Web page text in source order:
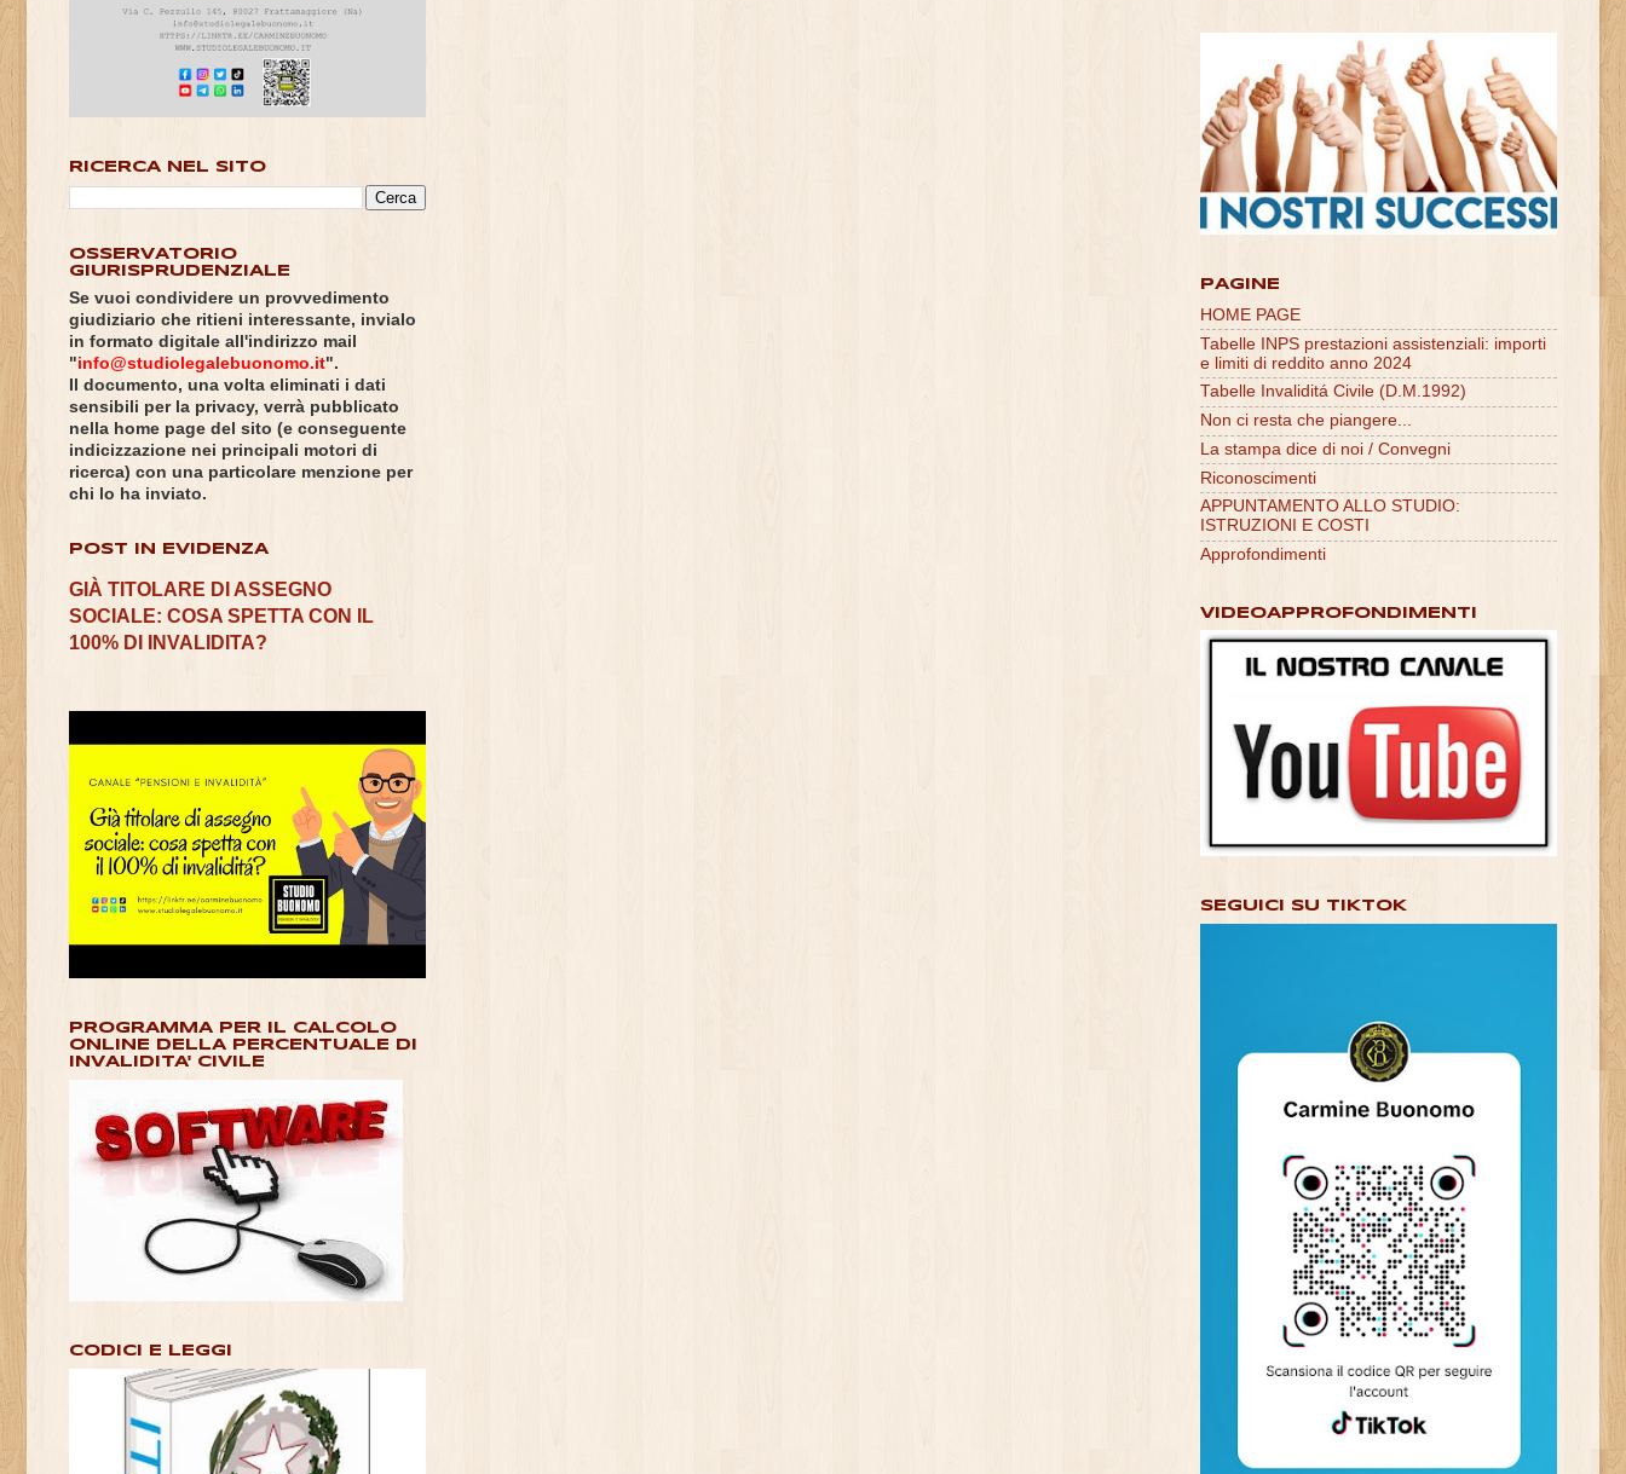
RICERCA NEL SITO
OSSERVATORIO
GIURISPRUDENZIALE
Se vuoi condividere un provvedimento
giudiziario che ritieni interessante, invialo
in formato digitale all'indirizzo mail
"info@studiolegalebuonomo.it".
Il documento, una volta eliminati i dati
sensibili per la privacy, verrà pubblicato
nella home page del sito (e conseguente
indicizzazione nei principali motori di
ricerca) con una particolare menzione per
chi lo ha inviato.
POST IN EVIDENZA
GIÀ TITOLARE DI ASSEGNO
SOCIALE: COSA SPETTA CON IL
100% DI INVALIDITA?
PROGRAMMA PER IL CALCOLO
ONLINE DELLA PERCENTUALE DI
INVALIDITA' CIVILE
CODICI E LEGGI
PAGINE
HOME PAGE
Tabelle INPS prestazioni assistenziali: importi
e limiti di reddito anno 2024
Tabelle Invaliditá Civile (D.M.1992)
Non ci resta che piangere...
La stampa dice di noi / Convegni
Riconoscimenti
APPUNTAMENTO ALLO STUDIO:
ISTRUZIONI E COSTI
Approfondimenti
VIDEOAPPROFONDIMENTI
SEGUICI SU TIKTOK